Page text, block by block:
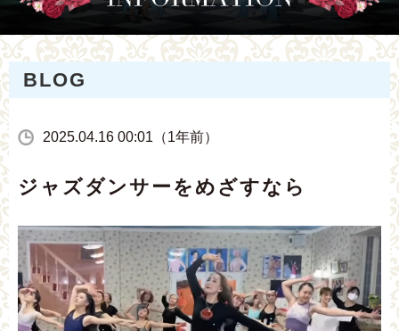
BLOG
2025.04.16 00:01（1年前）
ジャズダンサーをめざすなら